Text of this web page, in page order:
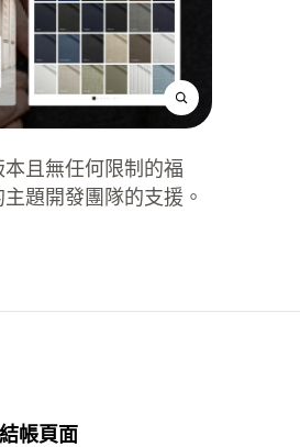
且無任何限制的福
題開發團隊的支援。
帳頁面